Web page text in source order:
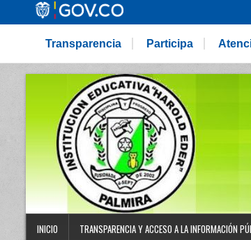
Transparencia Participa
INICIO TRANSPARENCIA Y ACCESO A LA INFORMACIÓN